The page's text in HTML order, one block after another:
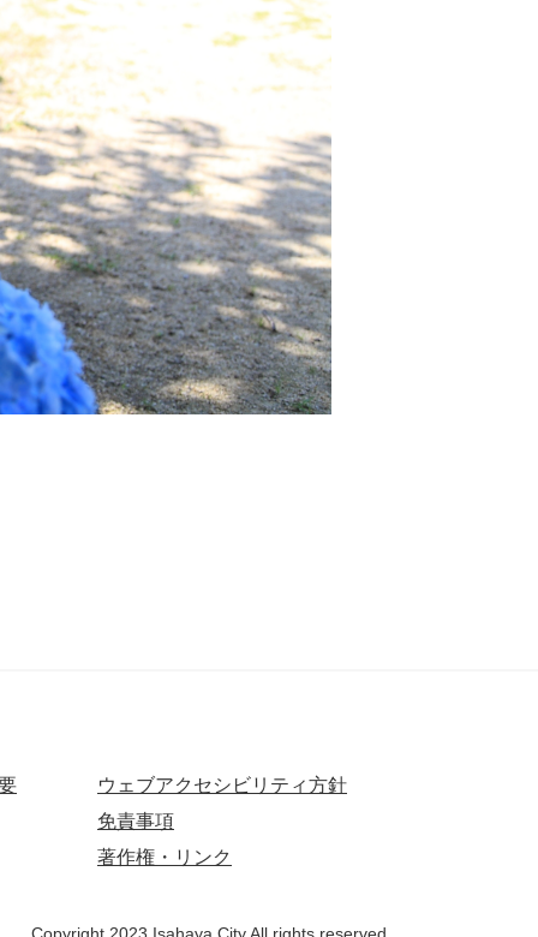
ウェブアクセシビリティ方針
免責事項
著作権・リンク